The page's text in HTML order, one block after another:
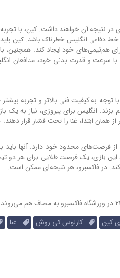
نتیجه آن خواهند داشت. کین، با
خط دفاعی انگلیس خطرناک باشد. کین
هم‌تیمی‌های خود ایجاد کند. همچنین،
با سرعت و قدرت بدنی خود، مدافعان
به کیفیت فنی بالاتر و تجربه بیشتر
انگلیس برای پیروزی، نیاز به یک
از همان ابتدا، غنا را تحت فشار قرار
فرصت‌های محدود خود دارد. آنها باید
این بازی، یک فرصت طلایی برای هر دو
در فاکسبرو، هر نتیحه‌ای ممکن است.
کین کارلوس کی روش غنا